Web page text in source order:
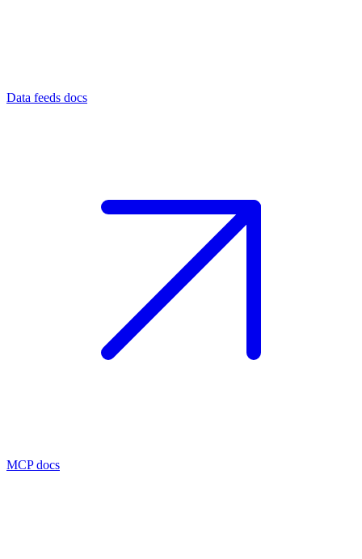
Data feeds docs
MCP docs